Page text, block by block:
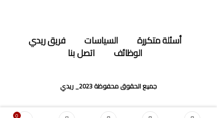
أسئلة متكررة السياسات فريق ريدي
الوظائف اتصل بنا
جميع الحقوق محفوظة 2023_ ريدي
0